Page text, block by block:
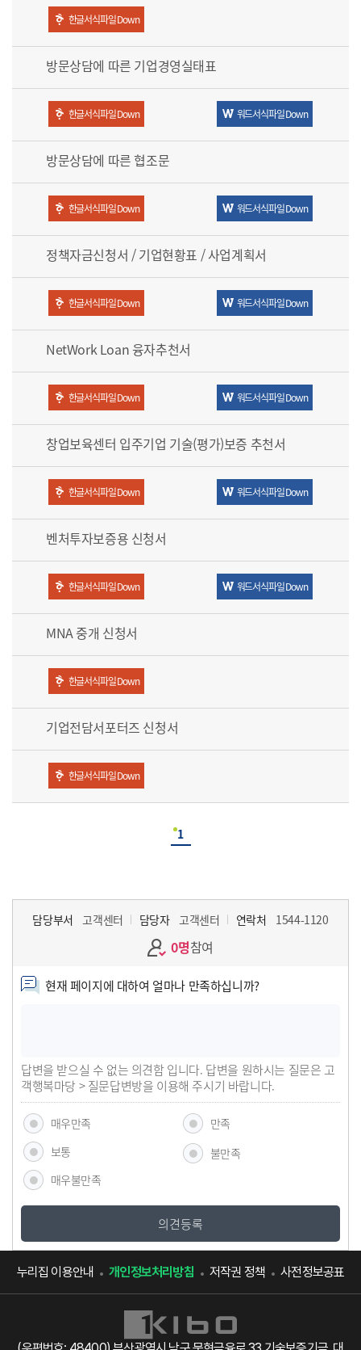
한글서식파일 Down
방문상담에 따른 기업경영실태표
한글서식파일 Down 워드서식파일 Down
방문상담에 따른 협조문
한글서식파일 Down 워드서식파일 Down
정책자금신청서 / 기업현황표 / 사업계획서
한글서식파일 Down 워드서식파일 Down
NetWork Loan 융자추천서
한글서식파일 Down 워드서식파일 Down
창업보육센터 입주기업 기술(평가)보증 추천서
한글서식파일 Down 워드서식파일 Down
벤처투자보증용 신청서
한글서식파일 Down 워드서식파일 Down
MNA 중개 신청서
한글서식파일 Down
기업전담서포터즈 신청서
한글서식파일 Down
1
담당부서 고객센터 담당자 고객센터 연락처 1544-1120
0명참여
현재 페이지에 대하여 얼마나 만족하십니까?
답변을 받으실 수 없는 의견함 입니다. 답변을 원하시는 질문은 고
객행복마당 > 질문답변방을 이용해 주시기 바랍니다.
매우만족
만족
보통
불만족
매우불만족
의견등록
누리집 이용안내 개인정보처리방침 저작권 정책 사전정보공표